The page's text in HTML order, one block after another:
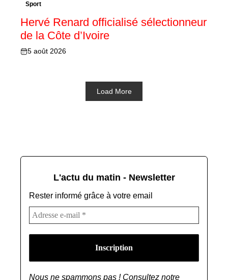
Sport
Hervé Renard officialisé sélectionneur
de la Côte d’Ivoire
5 août 2026
Load More
L'actu du matin - Newsletter
Rester informé grâce à votre email
Nous ne spammons pas ! Consultez notre